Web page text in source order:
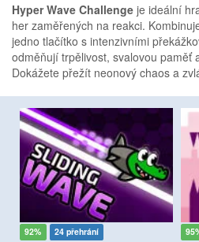
Hyper Wave Challenge je ideální
her zaměřených na reakci.
jedno tlačítko s intenzivními
odměňují trpělivost, svalovou paměť
Dokážete přežít neonový chaos a
92% 24 přehrání